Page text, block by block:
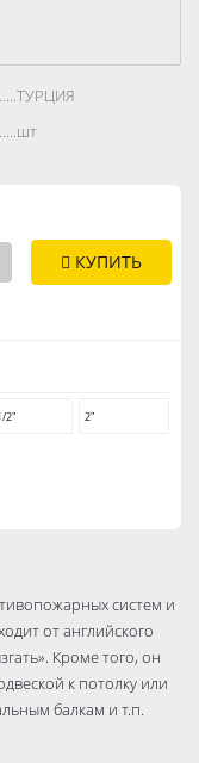
ТУРЦИЯ
шт
КУПИТЬ
2" 2"
систем и
от английского
Кроме того, он
к потолку или
балкам и т.п.
в креплении лежит